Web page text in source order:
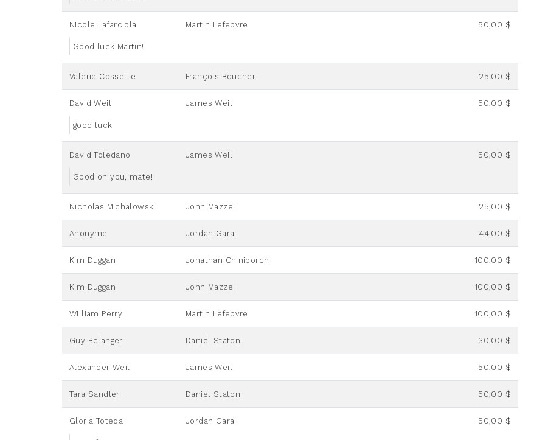
Nicole Lafarciola Martin Lefebvre 50,00 $
Good luck Martin!
Valerie Cossette François Boucher 25,00 $
David Weil James Weil 50,00 $
good luck
David Toledano James Weil 50,00 $
Good on you, mate!
Nicholas Michalowski John Mazzei 25,00 $
Anonyme Jordan Garai 44,00 $
Kim Duggan Jonathan Chiniborch 100,00 $
Kim Duggan John Mazzei 100,00 $
William Perry Martin Lefebvre 100,00 $
Guy Belanger Daniel Staton 30,00 $
Alexander Weil James Weil 50,00 $
Tara Sandler Daniel Staton 50,00 $
Gloria Toteda Jordan Garai 50,00 $